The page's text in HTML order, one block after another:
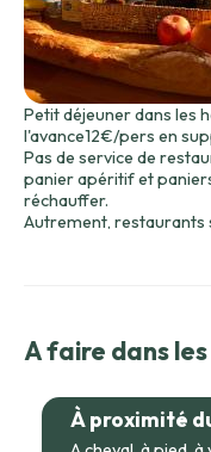
Petit déjeuner dans les
l'avance12€/pers en
Pas de service de
panier apéritif et
réchauffer.
Autrement, restaurants
A faire dans
À proximité